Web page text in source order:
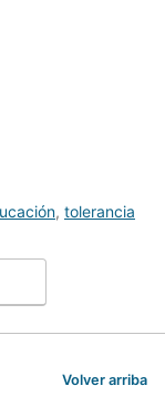
, tolerancia
Volver arriba